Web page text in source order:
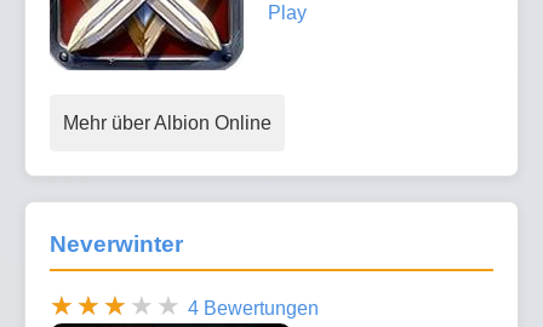
Play
Mehr über Albion Online
Neverwinter
4 Bewertungen